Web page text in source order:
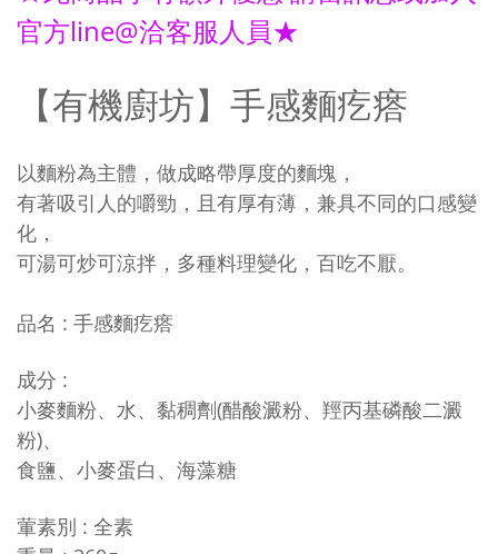
官方line@洽客服人員★
【有機廚坊】手感麵疙瘩
以麵粉為主體，做成略帶厚度的麵塊，
有著吸引人的嚼勁，且有厚有薄，兼具不同的口感變
化，
可湯可炒可涼拌，多種料理變化，百吃不厭。
品名 : 手感麵疙瘩
成分 :
小麥麵粉、水、黏稠劑(醋酸澱粉、羥丙基磷酸二澱
粉)、
食鹽、小麥蛋白、海藻糖
葷素別 : 全素